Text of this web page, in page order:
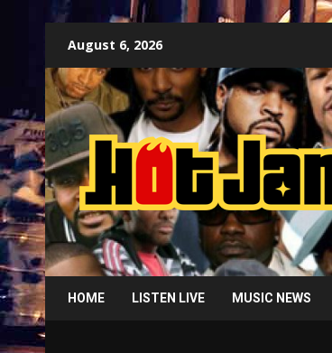
content
August 6, 2026
HOME LISTEN LIVE MUSIC NEWS